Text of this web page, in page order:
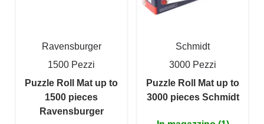
Ravensburger
1500 Pezzi
Puzzle Roll Mat up to
1500 pieces
Ravensburger
Schmidt
3000 Pezzi
Puzzle Roll Mat up to
3000 pieces Schmidt